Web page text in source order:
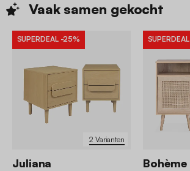
Vaak samen gekocht
2 Varianten
SUPERDEAL -25%
Juliana
SUPERDEAL
Bohème